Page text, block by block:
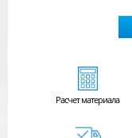
Расчетматериала